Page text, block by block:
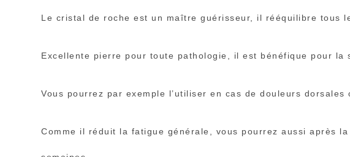
Le cristal de roche est un maître guérisseur, il rééquilibre tous
Excellente pierre pour toute pathologie, il est bénéfique pour la
Vous pourrez par exemple l’utiliser en cas de douleurs dorsales
Comme il réduit la fatigue générale, vous pourrez aussi après